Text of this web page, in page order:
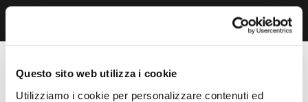
Questo sito web utilizza i cookie
Utilizziamo i cookie per personalizzare contenuti ed